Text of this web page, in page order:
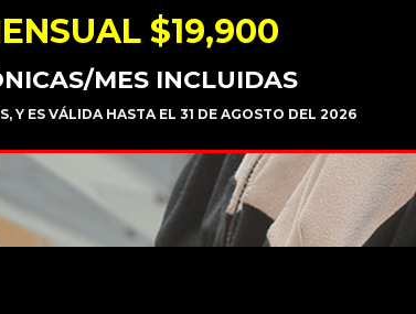
$19,900
MES INCLUIDAS
Y ES VÁLIDA HASTA EL 31 DE AGOSTO DEL 2026